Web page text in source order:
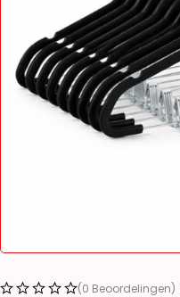
(0 Beoordelingen)